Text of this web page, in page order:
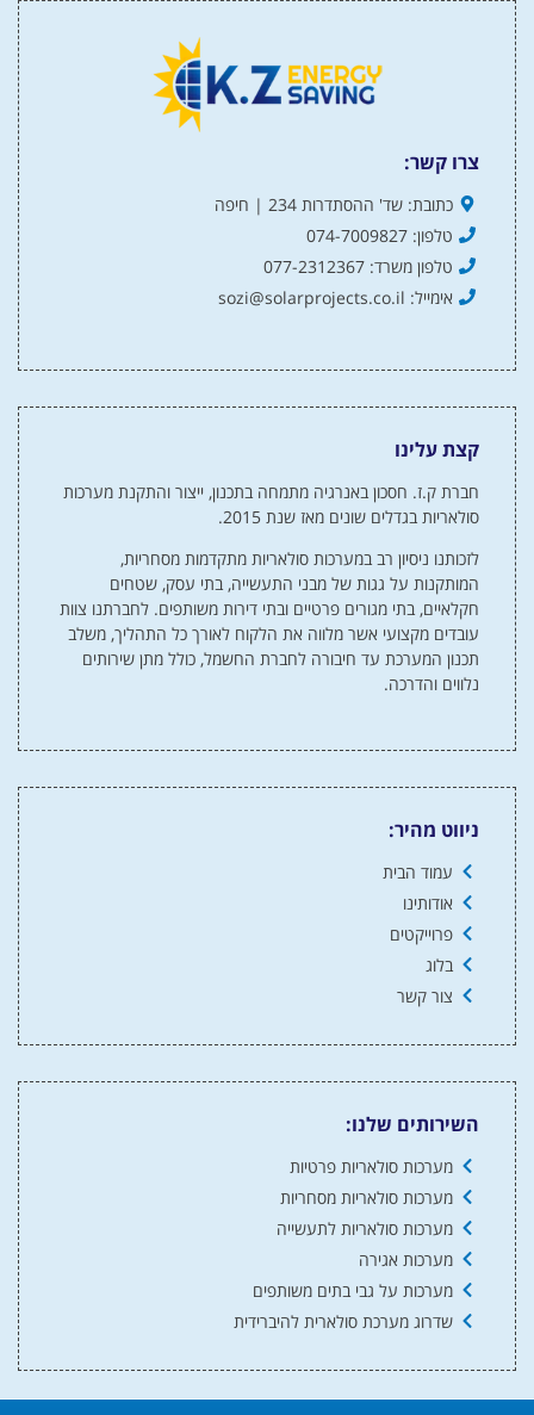
צרו קשר:
כתובת: שד' ההסתדרות 234 | חיפה
טלפון: 074-7009827
טלפון משרד: 077-2312367
אימייל: sozi@solarprojects.co.il
קצת עלינו
חברת ק.ז. חסכון באנרגיה מתמחה בתכנון, ייצור והתקנת מערכות
סולאריות בגדלים שונים מאז שנת 2015.
לזכותנו ניסיון רב במערכות סולאריות מתקדמות מסחריות,
המותקנות על גגות של מבני התעשייה, בתי עסק, שטחים
חקלאיים, בתי מגורים פרטיים ובתי דירות משותפים. לחברתנו צוות
עובדים מקצועי אשר מלווה את הלקוח לאורך כל התהליך, משלב
תכנון המערכת עד חיבורה לחברת החשמל, כולל מתן שירותים
נלווים והדרכה.
ניווט מהיר:
עמוד הבית
אודותינו
פרוייקטים
בלוג
צור קשר
השירותים שלנו:
מערכות סולאריות פרטיות
מערכות סולאריות מסחריות
מערכות סולאריות לתעשייה
מערכות אגירה
מערכות על גבי בתים משותפים
שדרוג מערכת סולארית להיברידית